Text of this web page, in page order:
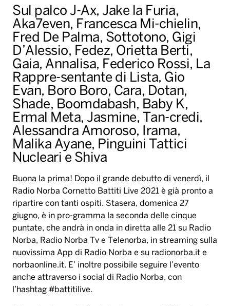
Sul palco J-Ax, Jake la Furia,
Aka7even, Francesca Mi-chielin,
Fred De Palma, Sottotono, Gigi
D’Alessio, Fedez, Orietta Berti,
Gaia, Annalisa, Federico Rossi, La
Rappre-sentante di Lista, Gio
Evan, Boro Boro, Cara, Dotan,
Shade, Boomdabash, Baby K,
Ermal Meta, Jasmine, Tan-credi,
Alessandra Amoroso, Irama,
Malika Ayane, Pinguini Tattici
Nucleari e Shiva
Buona la prima! Dopo il grande debutto di venerdì, il
Radio Norba Cornetto Battiti Live 2021 è già pronto a
ripartire con tanti ospiti. Stasera, domenica 27
giugno, è in pro-gramma la seconda delle cinque
puntate, che andrà in onda in diretta alle 21 su Radio
Norba, Radio Norba Tv e Telenorba, in streaming sulla
nuovissima App di Radio Norba e su radionorba.it e
norbaonline.it. E’ inoltre possibile seguire l’evento
anche attraverso i social di Radio Norba, con
l’hashtag #battitilive.